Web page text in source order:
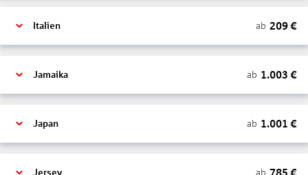
Italien ab 209€
Jamaika ab 1.003 €
Japan ab 1.001 €
Jersey ab 785 €